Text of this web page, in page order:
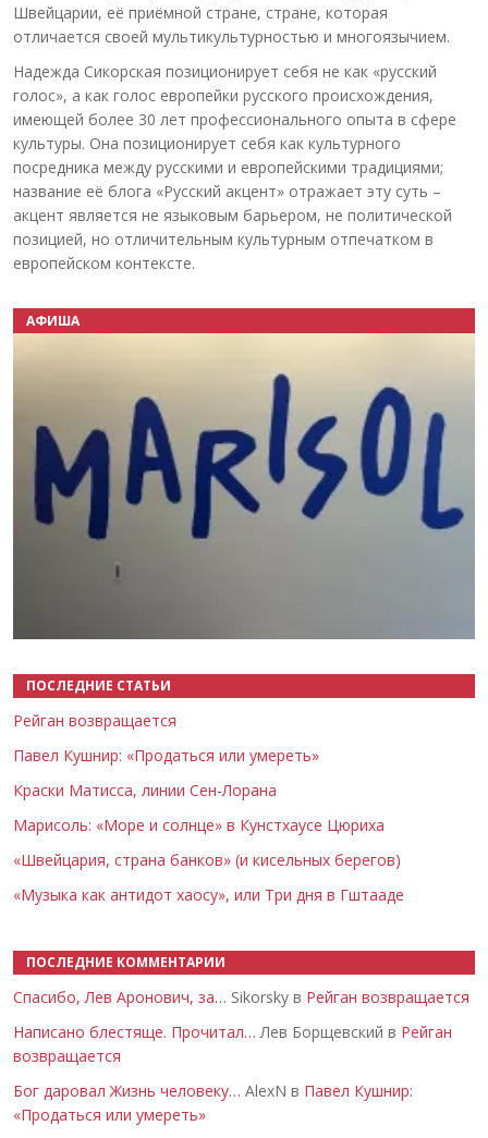
Швейцарии, её приёмной стране, стране, которая
отличается своей мультикультурностью и многоязычием.
Надежда Сикорская позиционирует себя не как «русский
голос», а как голос европейки русского происхождения,
имеющей более 30 лет профессионального опыта в сфере
культуры. Она позиционирует себя как культурного
посредника между русскими и европейскими традициями;
название её блога «Русский акцент» отражает эту суть –
акцент является не языковым барьером, не политической
позицией, но отличительным культурным отпечатком в
европейском контексте.
АФИША
ПОСЛЕДНИЕ СТАТЬИ
Рейган возвращается
Павел Кушнир: «Продаться или умереть»
Краски Матисса, линии Сен-Лорана
Марисоль: «Море и солнце» в Кунстхаусе Цюриха
«Швейцария, страна банков» (и кисельных берегов)
«Музыка как антидот хаосу», или Три дня в Гштааде
ПОСЛЕДНИЕ КОММЕНТАРИИ
Спасибо, Лев Аронович, за… Sikorsky в Рейган возвращается
Написано блестяще. Прочитал… Лев Борщевский в Рейган
возвращается
Бог даровал Жизнь человеку… AlexN в Павел Кушнир:
«Продаться или умереть»